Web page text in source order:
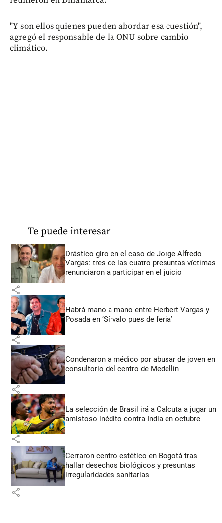
"Y son ellos quienes pueden abordar esa cuestión",
agregó el responsable de la ONU sobre cambio
climático.
Te puede interesar
Drástico giro en el caso de Jorge Alfredo
Vargas: tres de las cuatro presuntas víctimas
renunciaron a participar en el juicio
share
Habrá mano a mano entre Herbert Vargas y
Posada en ‘Sírvalo pues de feria’
share
Condenaron a médico por abusar de joven en
consultorio del centro de Medellín
share
La selección de Brasil irá a Calcuta a jugar un
amistoso inédito contra India en octubre
share
Cerraron centro estético en Bogotá tras
hallar desechos biológicos y presuntas
irregularidades sanitarias
share